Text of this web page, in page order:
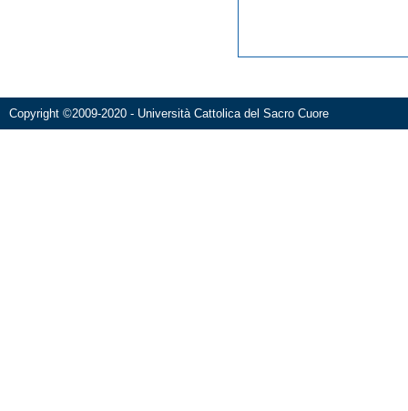
Copyright ©2009-2020 - Università Cattolica del Sacro Cuore